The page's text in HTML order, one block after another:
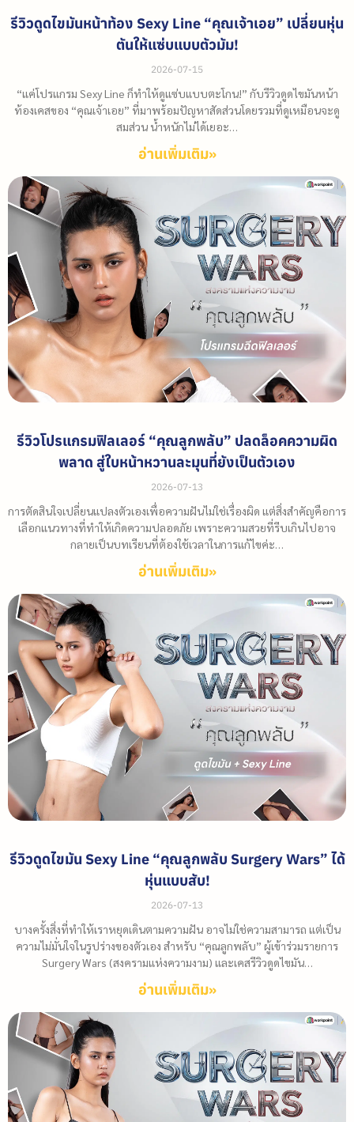
รีวิวดูดไขมันหน้าท้อง Sexy Line “คุณเจ้าเอย” เปลี่ยนหุ่น
ตันให้แซ่บแบบตัวมัม!
2026-07-15
“แค่โปรแกรม Sexy Line ก็ทำให้ดูแซ่บแบบตะโกน!” กับรีวิวดูดไขมันหน้า
ท้องเคสของ “คุณเจ้าเอย” ที่มาพร้อมปัญหาสัดส่วนโดยรวมที่ดูเหมือนจะดู
สมส่วน น้ำหนักไม่ได้เยอะ…
อ่านเพิ่มเติม»
รีวิวโปรแกรมฟิลเลอร์ “คุณลูกพลับ” ปลดล็อคความผิด
พลาด สู่ใบหน้าหวานละมุนที่ยังเป็นตัวเอง
2026-07-13
การตัดสินใจเปลี่ยนแปลงตัวเองเพื่อความฝันไม่ใช่เรื่องผิด แต่สิ่งสำคัญคือการ
เลือกแนวทางที่ทำให้เกิดความปลอดภัย เพราะความสวยที่รีบเกินไปอาจ
กลายเป็นบทเรียนที่ต้องใช้เวลาในการแก้ไขค่ะ…
อ่านเพิ่มเติม»
รีวิวดูดไขมัน Sexy Line “คุณลูกพลับ Surgery Wars” ได้
หุ่นแบบสับ!
2026-07-13
บางครั้งสิ่งที่ทำให้เราหยุดเดินตามความฝัน อาจไม่ใช่ความสามารถ แต่เป็น
ความไม่มั่นใจในรูปร่างของตัวเอง สำหรับ “คุณลูกพลับ” ผู้เข้าร่วมรายการ
Surgery Wars (สงครามแห่งความงาม) และเคสรีวิวดูดไขมัน…
อ่านเพิ่มเติม»